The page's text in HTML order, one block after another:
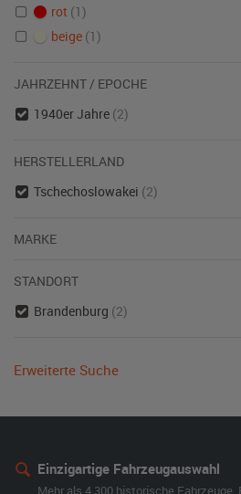
rot (1)
beige (1)
JAHRZEHNT / EPOCHE
1940er Jahre (2)
HERSTELLERLAND
Tschechoslowakei (2)
MARKE
STANDORT
Brandenburg (2)
Erweiterte Suche
Einzigartige Fahrzeugauswahl
Mehr als 4.300 historische Fahrzeuge,